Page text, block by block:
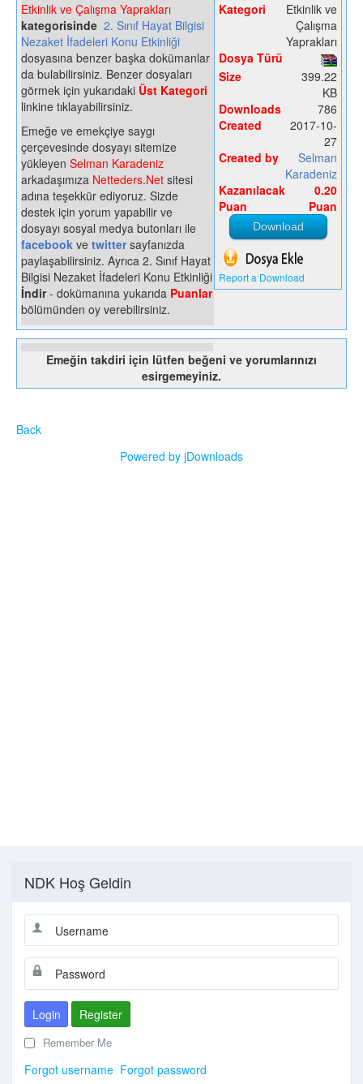
Etkinlik ve Çalışma Yaprakları
kategorisinde 2. Sınıf Hayat Bilgisi
Nezaket İfadeleri Konu Etkinliği
dosyasına benzer başka dokümanlar
da bulabilirsiniz. Benzer dosyaları
görmek için yukarıdaki Üst Kategori
linkine tıklayabilirsiniz.
Emeğe ve emekçiye saygı
çerçevesinde dosyayı sitemize
yükleyen Selman Karadeniz
arkadaşımıza Netteders.Net sitesi
adına teşekkür ediyoruz. Sizde
destek için yorum yapabilir ve
dosyayı sosyal medya butonları ile
facebook ve twittersayfanızda
paylaşabilirsiniz. Ayrıca 2. Sınıf Hayat
Bilgisi Nezaket İfadeleri Konu Etkinliği
İndir- dokümanına yukarıda Puanlar
bölümünden oy verebilirsiniz.
Kategori
Etkinlik ve
Çalışma
Yaprakları
Dosya Türü
Size
399.22
KB
Downloads
786
Created
2017-10-
27
Created by
Selman
Karadeniz
Kazanılacak
Puan
0.20
Puan
Download
Report a Download
Emeğin takdiri için lütfen beğeni ve yorumlarınızı
esirgemeyiniz.
Back
Powered by jDownloads
NDK Hoş Geldin
Login Register
Remember Me
Forgot username Forgot password